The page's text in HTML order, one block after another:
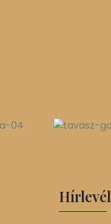
Hírlevél